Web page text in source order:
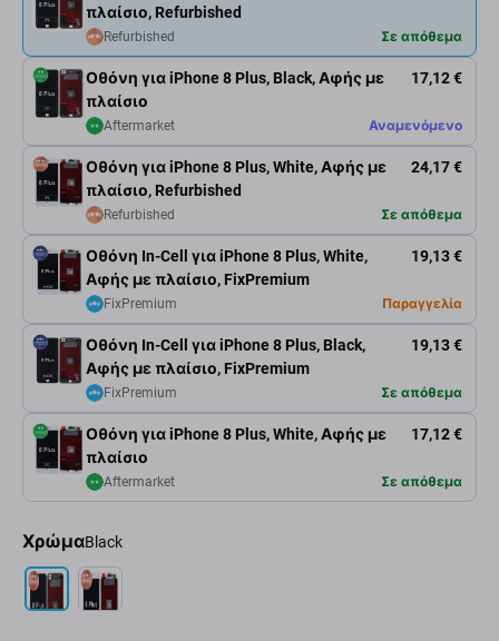
Οθόνη για iPhone 8 Plus, Black, Αφής με
πλαίσιο
17,12 €
Aftermarket Αναμενόμενο
Οθόνη για iPhone 8 Plus, White, Αφής με
πλαίσιο, Refurbished
24,17 €
Refurbished Σε απόθεμα
πλαίσιο, Refurbished
Refurbished Σε απόθεμα
Οθόνη In-Cell για iPhone 8 Plus, White,
Αφής με πλαίσιο, FixPremium
19,13 €
FixPremium Παραγγελία
Οθόνη In-Cell για iPhone 8 Plus, Black,
Αφής με πλαίσιο, FixPremium
19,13 €
FixPremium Σε απόθεμα
Οθόνη για iPhone 8 Plus, White, Αφής με
πλαίσιο
17,12 €
Aftermarket Σε απόθεμα
ΧρώμαBlack